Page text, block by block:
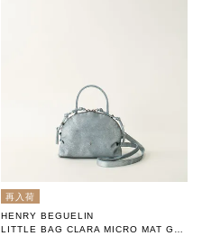
再入荷
HENRY BEGUELIN
LITTLE BAG CLARA MICRO MAT GOAT GRAFFIATO